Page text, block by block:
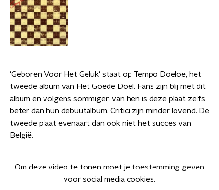
'Geboren Voor Het Geluk' staat op Tempo Doeloe, het
tweede album van Het Goede Doel. Fans zijn blij met dit
album en volgens sommigen van hen is deze plaat zelfs
beter dan hun debuutalbum. Critici zijn minder lovend. De
tweede plaat evenaart dan ook niet het succes van
België.
Om deze video te tonen moet je toestemming geven
voor social media cookies.